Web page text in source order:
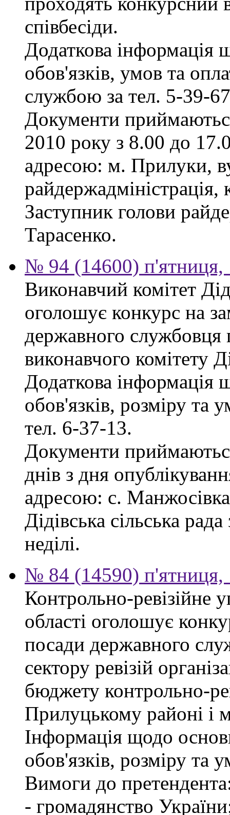
співбесіди.
Додаткова інформація
обов'язків, умов та
службою за тел. 5-39-
Документи
2010 року з 8.00 до
адресою: м. Прилуки,
Заступник голови
Тарасенко.
№ 94 (14600) п'ятниця,
Виконавчий комітет
оголошує конкурс на
державного службовця
виконавчого комітету
Додаткова інформація
обов'язків, розміру та
тел. 6-37-13.
Документи
днів з дня
адресою: с.
Дідівська сільська
неділі.
№ 84 (14590) п'ятниця,
Контрольно-ревізійне
області оголошує
посади державного
сектору ревізій
бюджету контрольно-
Прилуцькому районі і
Інформація щодо
обов'язків, розміру та
Вимоги до
- громадянство